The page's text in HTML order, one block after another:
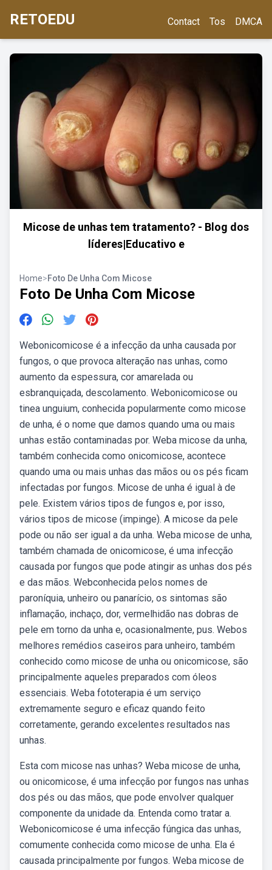
RETOEDU Contact Tos DMCA
Micose de unhas tem tratamento? - Blog dos
líderes|Educativo e
Home>Foto De Unha Com Micose
Foto De Unha Com Micose
Webonicomicose é a infecção da unha causada por
fungos, o que provoca alteração nas unhas, como
aumento da espessura, cor amarelada ou
esbranquiçada, descolamento. Webonicomicose ou
tinea unguium, conhecida popularmente como micose
de unha, é o nome que damos quando uma ou mais
unhas estão contaminadas por. Weba micose da unha,
também conhecida como onicomicose, acontece
quando uma ou mais unhas das mãos ou os pés ficam
infectadas por fungos. Micose de unha é igual à de
pele. Existem vários tipos de fungos e, por isso,
vários tipos de micose (impinge). A micose da pele
pode ou não ser igual a da unha. Weba micose de unha,
também chamada de onicomicose, é uma infecção
causada por fungos que pode atingir as unhas dos pés
e das mãos. Webconhecida pelos nomes de
paroníquia, unheiro ou panarício, os sintomas são
inflamação, inchaço, dor, vermelhidão nas dobras de
pele em torno da unha e, ocasionalmente, pus. Webos
melhores remédios caseiros para unheiro, também
conhecido como micose de unha ou onicomicose, são
principalmente aqueles preparados com óleos
essenciais. Weba fototerapia é um serviço
extremamente seguro e eficaz quando feito
corretamente, gerando excelentes resultados nas
unhas.
Esta com micose nas unhas? Weba micose de unha,
ou onicomicose, é uma infecção por fungos nas unhas
dos pés ou das mãos, que pode envolver qualquer
componente da unidade da. Entenda como tratar a.
Webonicomicose é uma infecção fúngica das unhas,
comumente conhecida como micose de unha. Ela é
causada principalmente por fungos. Weba micose de